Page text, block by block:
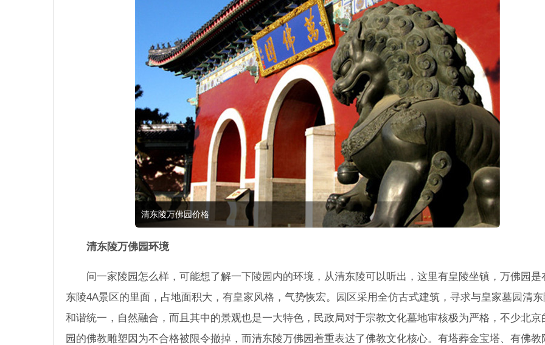
清东陵万佛园价格
清东陵万佛园环境
问一家陵园怎么样，可能想了解一下陵园内的环境，从清东陵可以听出，这里有皇陵坐镇，万佛园是
东陵4A景区的里面，占地面积大，有皇家风格，气势恢宏。园区采用全仿古式建筑，寻求与皇家墓园清东
和谐统一，自然融合，而且其中的景观也是一大特色，民政局对于宗教文化墓地审核极为严格，不少北京
园的佛教雕塑因为不合格被限令撤掉，而清东陵万佛园着重表达了佛教文化核心。有塔葬金宝塔、有佛教